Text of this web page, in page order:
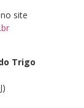
site
Trigo